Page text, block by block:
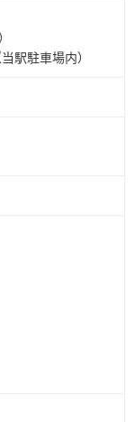
駅駐車場内）